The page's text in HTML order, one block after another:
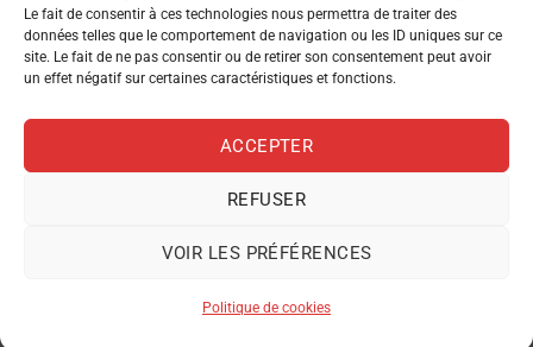
Le fait de consentir à ces technologies nous permettra de traiter des
données telles que le comportement de navigation ou les ID uniques sur ce
site. Le fait de ne pas consentir ou de retirer son consentement peut avoir
un effet négatif sur certaines caractéristiques et fonctions.
ACCEPTER
REFUSER
VOIR LES PRÉFÉRENCES
Politique de cookies
et des remises.
Copyright 2026 ©Pro Distribution